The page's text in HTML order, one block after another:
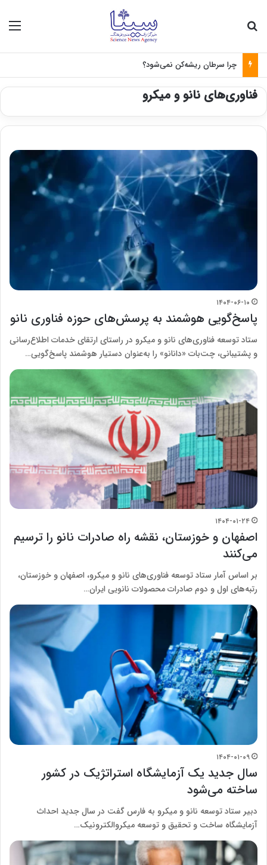
چرا سرطان ریشه‌کن نمی‌شود؟
فناوری‌های نانو و میکرو
۱۴۰۴-۰۶-۱۰
پاسخ‌گویی هوشمند به پرسش‌های حوزه فناوری نانو
ستاد توسعه فناوری‌های نانو و میکرو در راستای ارتقای خدمات اطلاع‌رسانی
و پشتیبانی، چت‌بات «دانانو» را به‌عنوان دستیار هوشمند پاسخ‌گویی…
۱۴۰۴-۰۱-۲۴
اصفهان و خوزستان، نقشه راه صادرات نانو را ترسیم
می‌کنند
بر اساس آمار ستاد توسعه فناوری‌های نانو و میکرو، اصفهان و خوزستان،
رتبه‌های اول و دوم صادرات محصولات نانویی ایران…
۱۴۰۴-۰۱-۰۹
سال جدید یک آزمایشگاه استراتژیک در کشور
ساخته می‌شود
دبیر ستاد توسعه نانو و میکرو به فارس گفت در سال جدید احداث
آزمایشگاه ساخت و تحقیق و توسعه میکروالکترونیک…